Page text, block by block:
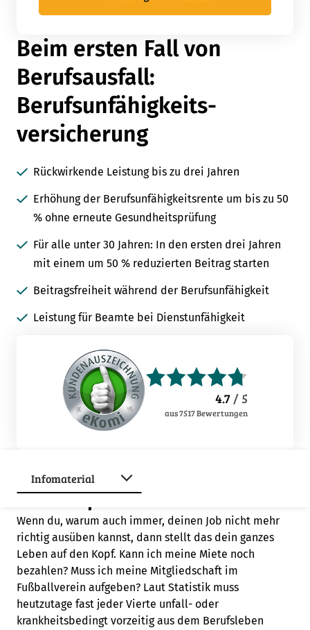
Beim ersten Fall von
Berufsausfall:
Berufsunfähigkeits­
versicherung
Rückwirkende Leistung bis zu drei Jahren
Erhöhung der Berufsunfähigkeitsrente um bis zu 50
% ohne erneute Gesundheitsprüfung
Für alle unter 30 Jahren: In den ersten drei Jahren
mit einem um 50 % reduzierten Beitrag starten
Beitragsfreiheit während der Berufsunfähigkeit
Leistung für Beamte bei Dienstunfähigkeit
4.7 / 5
aus7517Bewertungen
Berufsunfähig werden – als ob
mir das passieren kann!
Wenn du, warum auch immer, deinen Job nicht mehr
richtig ausüben kannst, dann stellt das dein ganzes
Leben auf den Kopf. Kann ich meine Miete noch
bezahlen? Muss ich meine Mitgliedschaft im
Fußballverein aufgeben? Laut Statistik muss
heutzutage fast jeder Vierte unfall- oder
krankheitsbedingt vorzeitig aus dem Berufsleben